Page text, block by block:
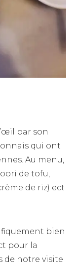
par son
qui ont
Au menu,
de tofu,
de riz) ect
bien
pour la
de notre visite